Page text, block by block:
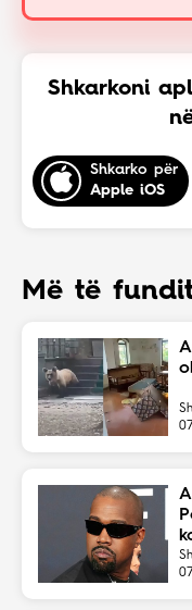
Shkarkoni
Shkarko për
Apple iOS
Më të